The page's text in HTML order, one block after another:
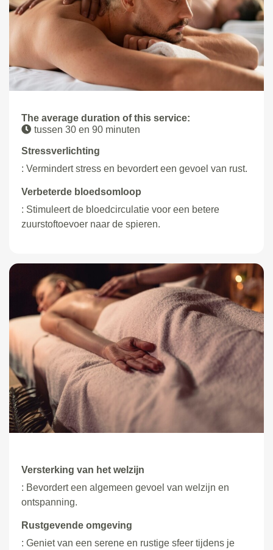
The average duration of this service:
tussen 30 en 90 minuten
Stressverlichting
: Vermindert stress en bevordert een gevoel van rust.
Verbeterde bloedsomloop
: Stimuleert de bloedcirculatie voor een betere
zuurstoftoevoer naar de spieren.
Versterking van het welzijn
: Bevordert een algemeen gevoel van welzijn en
ontspanning.
Rustgevende omgeving
: Geniet van een serene en rustige sfeer tijdens je